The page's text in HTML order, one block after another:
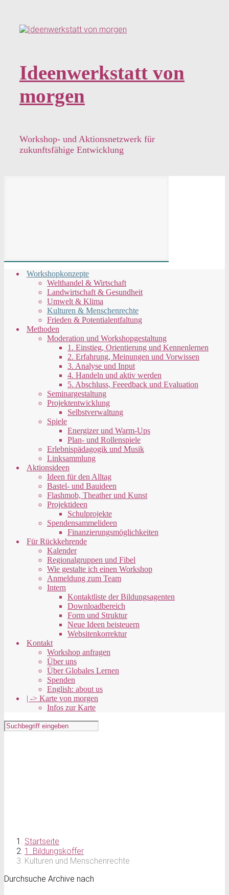
springen
Ideenwerkstatt von
morgen
Workshop- und Aktionsnetzwerk für
zukunftsfähige Entwicklung
Workshopkonzepte
Welthandel & Wirtschaft
Landwirtschaft & Gesundheit
Umwelt & Klima
Kulturen & Menschenrechte
Frieden & Potentialentfaltung
Methoden
Moderation und Workshopgestaltung
1. Einstieg, Orientierung und Kennenlernen
2. Erfahrung, Meinungen und Vorwissen
3. Analyse und Input
4. Handeln und aktiv werden
5. Abschluss, Feeedback und Evaluation
Seminargestaltung
Projektentwicklung
Selbstverwaltung
Spiele
Energizer und Warm-Ups
Plan- und Rollenspiele
Erlebnispädagogik und Musik
Linksammlung
Aktionsideen
Ideen für den Alltag
Bastel- und Bauideen
Flashmob, Theather und Kunst
Projektideen
Schulprojekte
Spendensammelideen
Finanzierungsmöglichkeiten
Für Rückkehrende
Kalender
Regionalgruppen und Fibel
Wie gestalte ich einen Workshop
Anmeldung zum Team
Intern
Kontaktliste der Bildungsagenten
Downloadbereich
Form und Struktur
Neue Ideen beisteuern
Websitenkorrektur
Kontakt
Workshop anfragen
Über uns
Über Globales Lernen
Spenden
English: about us
| -> Karte von morgen
Infos zur Karte
Startseite
1. Bildungskoffer
Kulturen und Menschenrechte
Durchsuche Archive nach